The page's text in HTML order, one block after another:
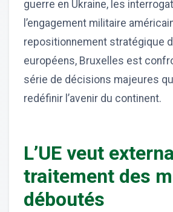
guerre en Ukraine, les
l’engagement militaire
repositionnement stratégique
européens, Bruxelles est
série de décisions majeures
redéfinir l’avenir du continent.
L’UE veut
traitement des
déboutés